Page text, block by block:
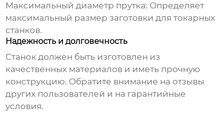
Максимальный диаметр прутка: Определяет
максимальный размер заготовки для токарных
станков.
Надежность и долговечность
Станок должен быть изготовлен из
качественных материалов и иметь прочную
конструкцию. Обратите внимание на отзывы
других пользователей и на гарантийные
условия.